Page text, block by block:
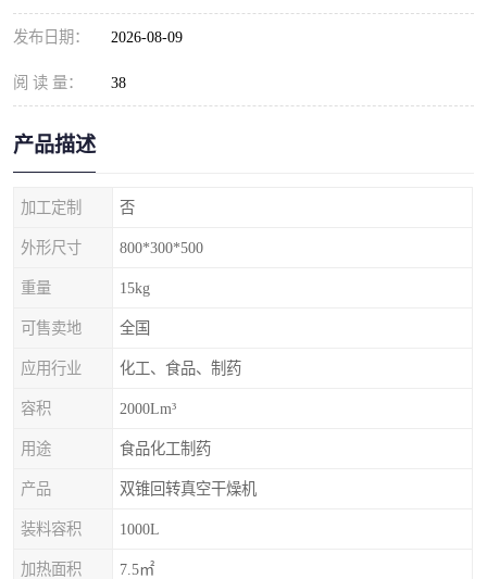
发布日期： 2026-08-09
阅 读 量： 38
产品描述
加工定制 否
外形尺寸 800*300*500
重量 15kg
可售卖地 全国
应用行业 化工、食品、制药
容积 2000Lm³
用途 食品化工制药
产品 双锥回转真空干燥机
装料容积 1000L
加热面积 7.5㎡